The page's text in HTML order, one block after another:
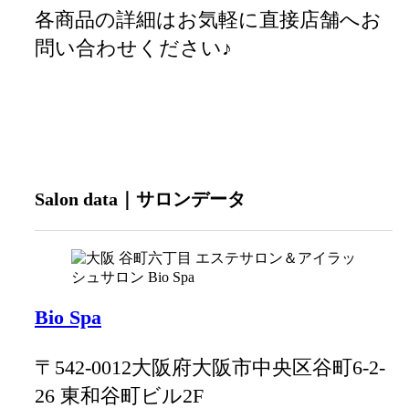
各商品の詳細はお気軽に直接店舗へお
問い合わせください♪
Salon data｜サロンデータ
Bio Spa
〒542-0012大阪府大阪市中央区谷町6-2-
26 東和谷町ビル2F